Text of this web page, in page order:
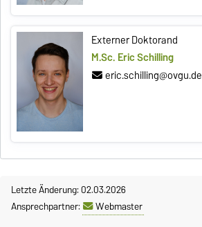
Externer Doktorand
M.Sc. Eric Schilling
eric.schilling@ovgu.de
Letzte Änderung: 02.03.2026
Ansprechpartner:
Webmaster